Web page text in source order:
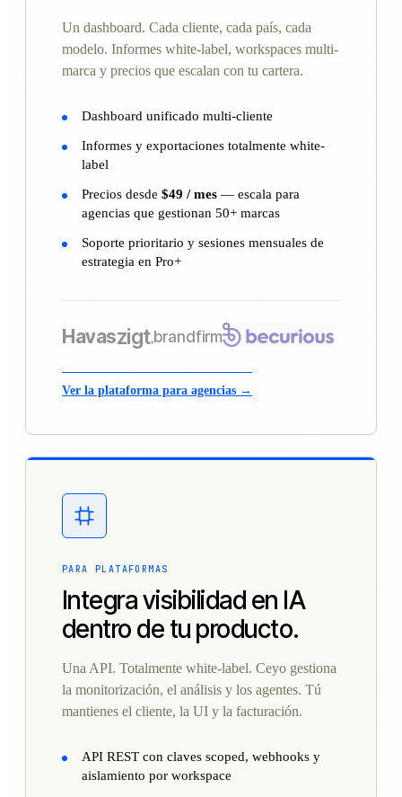
Un dashboard. Cada cliente, cada país, cada
modelo. Informes white-label, workspaces multi-
marca y precios que escalan con tu cartera.
Dashboard unificado multi-cliente
Informes y exportaciones totalmente white-
label
Precios desde $49 / mes — escala para
agencias que gestionan 50+ marcas
Soporte prioritario y sesiones mensuales de
estrategia en Pro+
Havaszigt.brandfirm
Ver la plataforma para agencias →
PARA PLATAFORMAS
Integra visibilidad en IA
dentro de tu producto.
Una API. Totalmente white-label. Ceyo gestiona
la monitorización, el análisis y los agentes. Tú
mantienes el cliente, la UI y la facturación.
API REST con claves scoped, webhooks y
aislamiento por workspace